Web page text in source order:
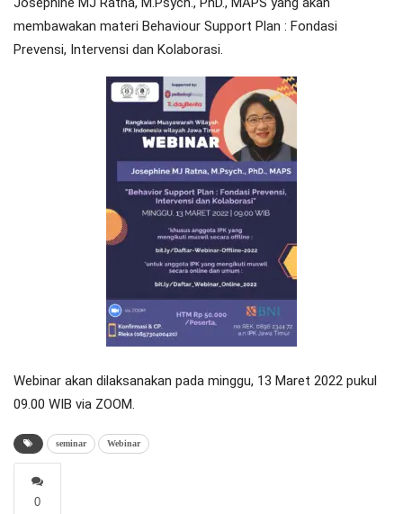
membawakan materi Behaviour Support Plan : Fondasi
Prevensi, Intervensi dan Kolaborasi.
Webinar akan dilaksanakan pada minggu, 13 Maret 2022 pukul
09.00 WIB via ZOOM.
seminar Webinar
0